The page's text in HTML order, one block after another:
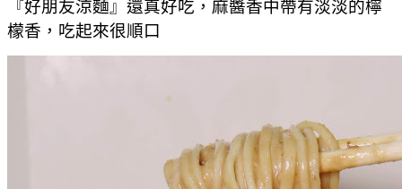
『好朋友涼麵』還真好吃，麻醬香中帶有淡淡的檸
檬香，吃起來很順口